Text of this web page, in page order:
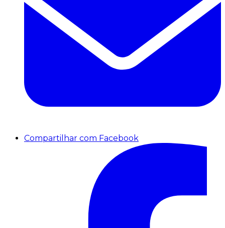
Compartilhar com Facebook